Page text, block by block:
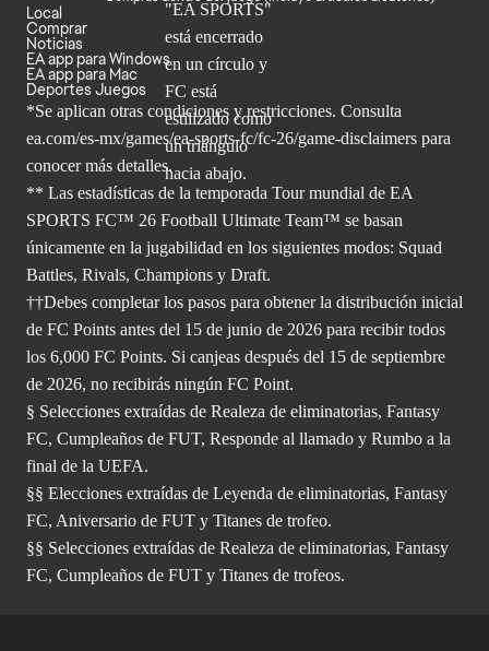
Local
Comprar
Noticias
EA app para Windows
EA app para Mac
Deportes Juegos
*Se aplican otras condiciones y restricciones. Consulta
ea.com/es-mx/games/ea-sports-fc/fc-26/game-disclaimers para
conocer más detalles.
** Las estadísticas de la temporada Tour mundial de EA
SPORTS FC™ 26 Football Ultimate Team™ se basan
únicamente en la jugabilidad en los siguientes modos: Squad
Battles, Rivals, Champions y Draft.
††Debes completar los pasos para obtener la distribución inicial
de FC Points antes del 15 de junio de 2026 para recibir todos
los 6,000 FC Points. Si canjeas después del 15 de septiembre
de 2026, no recibirás ningún FC Point.
§ Selecciones extraídas de Realeza de eliminatorias, Fantasy
FC, Cumpleaños de FUT, Responde al llamado y Rumbo a la
final de la UEFA.
§§ Elecciones extraídas de Leyenda de eliminatorias, Fantasy
FC, Aniversario de FUT y Titanes de trofeo.
§§ Selecciones extraídas de Realeza de eliminatorias, Fantasy
FC, Cumpleaños de FUT y Titanes de trofeos.